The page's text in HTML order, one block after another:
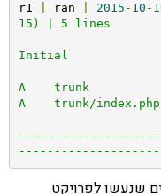
r1
ran 2015 - 10 -
15) | 5 lines
Initial
A    trunk
A    trunk/index.php
שנעשו לפרויקט